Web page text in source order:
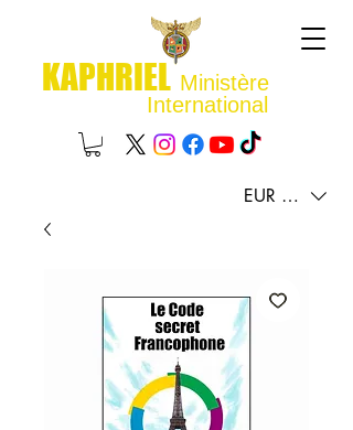
KAPHRIEL Ministère
International
EUR (€)